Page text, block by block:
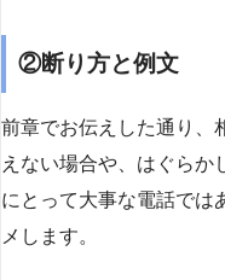
②断り方と例文
前章でお伝えした通り、
えない場合や、はぐらか
にとって大事な電話では
メします。